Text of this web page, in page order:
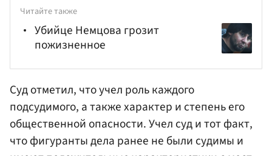
Читайте также
Убийце Немцова грозит
пожизненное
Суд отметил, что учел роль каждого
подсудимого, а также характер и степень его
общественной опасности. Учел суд и тот факт,
что фигуранты дела ранее не были судимы и